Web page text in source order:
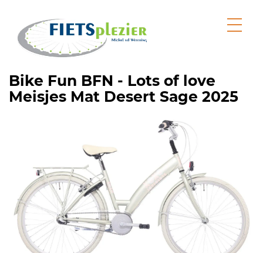
Bike Fun BFN - Lots of love
Meisjes Mat Desert Sage 2025